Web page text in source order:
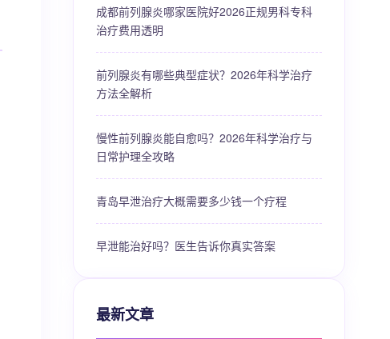
成都前列腺炎哪家医院好2026正规男科专科
治疗费用透明
前列腺炎有哪些典型症状？2026年科学治疗
方法全解析
慢性前列腺炎能自愈吗？2026年科学治疗与
日常护理全攻略
青岛早泄治疗大概需要多少钱一个疗程
早泄能治好吗？医生告诉你真实答案
最新文章